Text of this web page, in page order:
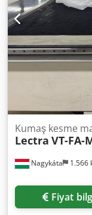
cenami netto (bez
Kontakt: G.
Nagykáta 1.566
Kumaş kesme
Lectra VT-FA-
Fiyat